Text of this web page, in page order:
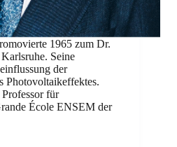
1965 zum Dr.
Seine
der
Photovoltaikeffektes.
für
École ENSEM der